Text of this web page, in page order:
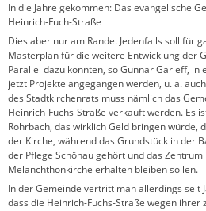
In die Jahre gekommen: Das evangelische
Heinrich-Fuch-Straße
Dies aber nur am Rande. Jedenfalls soll für
Masterplan für die weitere Entwicklung der
Parallel dazu könnten, so Gunnar Garleff, in
jetzt Projekte angegangen werden, u. a.
des Stadtkirchenrats muss nämlich das
Heinrich-Fuchs-Straße verkauft werden. Es
Rohrbach, das wirklich Geld bringen würde,
der Kirche, während das Grundstück in der
der Pflege Schönau gehört und das Zentrum
Melanchthonkirche erhalten bleiben sollen.
In der Gemeinde vertritt man allerdings seit
dass die Heinrich-Fuchs-Straße wegen ihrer